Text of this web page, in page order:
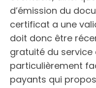
d’émission du
certificat a une
doit donc être
gratuité du
particulièrement
payants qui